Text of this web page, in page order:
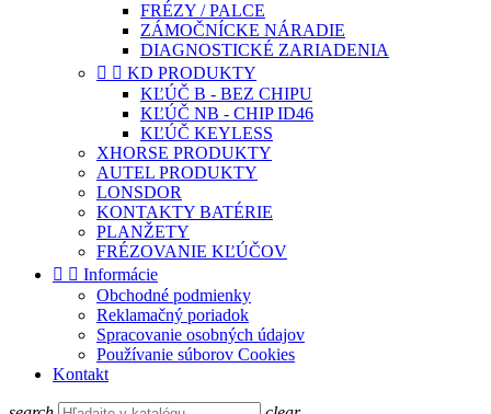
FRÉZY / PALCE
ZÁMOČNÍCKE NÁRADIE
DIAGNOSTICKÉ ZARIADENIA
  KD PRODUKTY
KĽÚČ B - BEZ CHIPU
KĽÚČ NB - CHIP ID46
KĽÚČ KEYLESS
XHORSE PRODUKTY
AUTEL PRODUKTY
LONSDOR
KONTAKTY BATÉRIE
PLANŽETY
FRÉZOVANIE KĽÚČOV
  Informácie
Obchodné podmienky
Reklamačný poriadok
Spracovanie osobných údajov
Používanie súborov Cookies
Kontakt